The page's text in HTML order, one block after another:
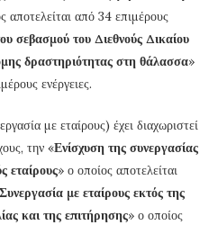
αποτελείται από 34 επιμέρους
σεβασμού του Διεθνούς Δικαίου
δραστηριότητας στη θάλασσα»
ενέργειες.
με εταίρους) έχει διαχωριστεί
την «Ενίσχυση της συνεργασίας
εταίρους» ο οποίος αποτελείται
Συνεργασία με εταίρους εκτός της
και της επιτήρησης» ο οποίος